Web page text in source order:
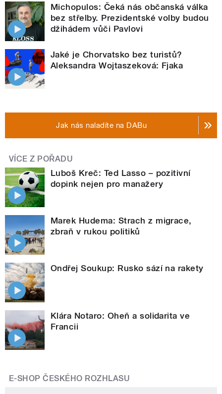
Michopulos: Čeká nás občanská válka
bez střelby. Prezidentské volby budou
džihádem vůči Pavlovi
Jaké je Chorvatsko bez turistů?
Aleksandra Wojtaszeková: Fjaka
Jak nás naladíte na DABu
VÍCE Z POŘADU
Luboš Kreč: Ted Lasso – pozitivní
dopink nejen pro manažery
Marek Hudema: Strach z migrace,
zbraň v rukou politiků
Ondřej Soukup: Rusko sází na rakety
Klára Notaro: Oheň a solidarita ve
Francii
E-SHOP ČESKÉHO ROZHLASU